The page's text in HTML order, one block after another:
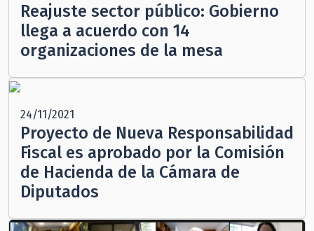
Reajuste sector público: Gobierno
llega a acuerdo con 14
organizaciones de la mesa
24/11/2021
Proyecto de Nueva Responsabilidad
Fiscal es aprobado por la Comisión
de Hacienda de la Cámara de
Diputados